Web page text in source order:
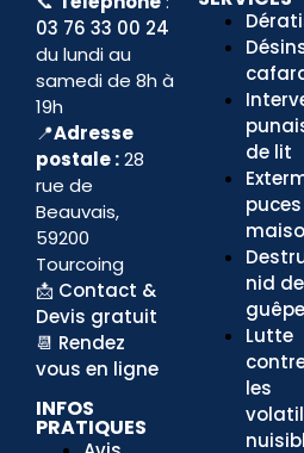
03 76 33 00 24
du lundi au
samedi de 8h à
19h
📍Adresse
postale :28
rue de
Beauvais,
59200
Tourcoing
📩 Contact &
Devis gratuit
📆 Rendez
vous en ligne
INFOS
PRATIQUES
de lit
puces
nid de
Lutte
les